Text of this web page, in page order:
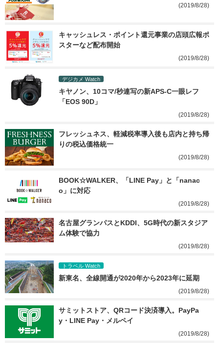
(2019/8/28)
キャッシュレス・ポイント還元事業の店頭広報ポ
スターなど配布開始
(2019/8/28)
デジカメ Watch
キヤノン、10コマ/秒連写の新APS-C一眼レフ
「EOS 90D」
(2019/8/28)
フレッシュネス、軽減税率導入後も店内と持ち帰
りの税込価格統一
(2019/8/28)
BOOK☆WALKER、「LINE Pay」と「nanac
o」に対応
(2019/8/28)
名古屋グランパスとKDDI、5G時代の新スタジア
ム体験で協力
(2019/8/28)
トラベル Watch
新東名、全線開通が2020年から2023年に延期
(2019/8/28)
サミットストア、QRコード決済導入。PayPa
y・LINE Pay・メルペイ
(2019/8/28)